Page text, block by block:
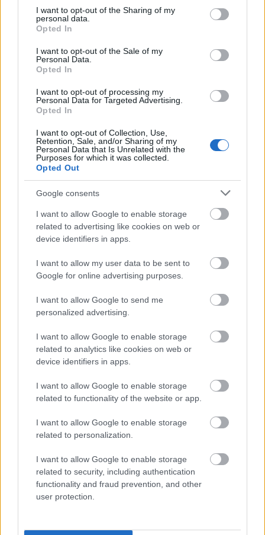
not limited to your visit or usage behaviour. You may click to
grant or deny consent to Google and its third-party tags to
use your data for below specified purposes in below Google
consent section.
I want to opt-out of the Sharing of my
personal data.
Opted In
I want to opt-out of the Sale of my
Personal Data.
Opted In
I want to opt-out of processing my
Personal Data for Targeted Advertising.
Opted In
I want to opt-out of Collection, Use,
Retention, Sale, and/or Sharing of my
Personal Data that Is Unrelated with the
Purposes for which it was collected.
Opted Out
Google consents
I want to allow Google to enable storage
related to advertising like cookies on web or
device identifiers in apps.
I want to allow my user data to be sent to
Google for online advertising purposes.
I want to allow Google to send me
personalized advertising.
I want to allow Google to enable storage
related to analytics like cookies on web or
device identifiers in apps.
I want to allow Google to enable storage
related to functionality of the website or app.
I want to allow Google to enable storage
related to personalization.
I want to allow Google to enable storage
related to security, including authentication
functionality and fraud prevention, and other
user protection.
Látlelet a hazai víziközművekről?
Épített öröksége megújításával is készül
Mohács a csata ötszázadik
évfordulójára
A tengerfenék alatt négy óriáskábellel
kötik össze Spanyolország és
hálózatát
E-mail cím
Feliratkozom a hírlevélre és elfogadom az
FELIRATKOZÁS
Országos hírek
A lakosságra is fontos szerep hárul a
szúnyoginvázió elkerülésében